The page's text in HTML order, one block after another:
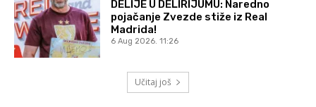
DELIJE U DELIRIJUMU: Naredno
pojačanje Zvezde stiže iz Real
Madrida!
6 Aug 2026. 11:26
Učitaj još